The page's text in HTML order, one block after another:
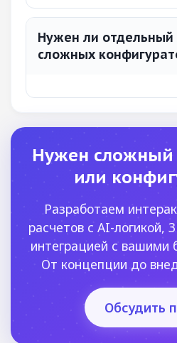
Нужен ли отдельный
сложных
Нужен сложный
или
Разработаем
расчетов с AI-логикой,
интеграцией с вашими
От концепции до
Обсудить